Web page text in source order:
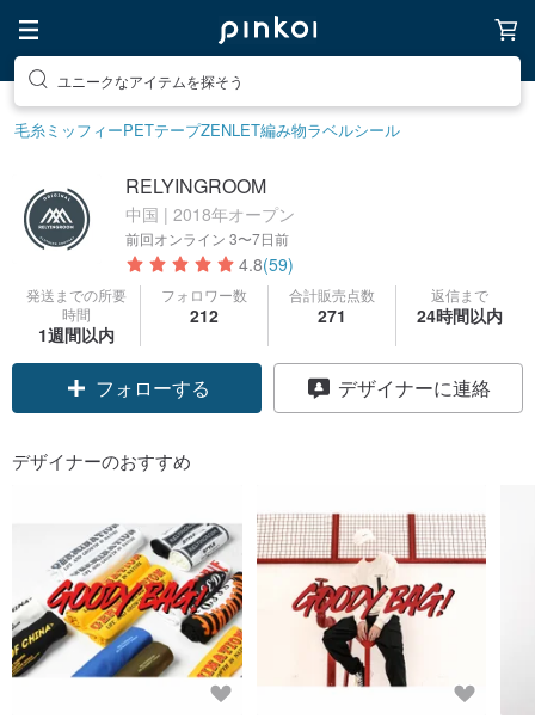
ユニークなアイテムを探そう
毛糸ミッフィーPETテープZENLET編み物ラベルシール
RELYINGROOM
中国 | 2018年オープン
前回オンライン 3〜7日前
4.8(59)
発送までの所要
時間
1週間以内
フォロワー数
212
合計販売点数
271
返信まで
24時間以内
フォローする デザイナーに連絡
デザイナーのおすすめ